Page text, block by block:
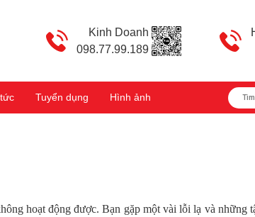
Kinh Doanh
098.77.99.189
Tuyển dụng Hình ảnh
hoạt động được. Bạn gặp một vài lỗi lạ và những